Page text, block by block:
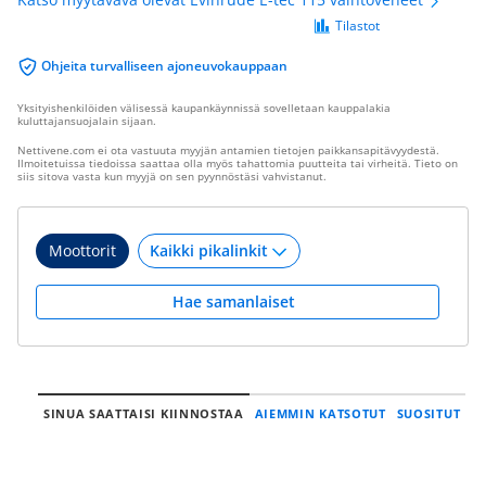
Ohjeita turvalliseen ajoneuvokauppaan
Tilastot
Yksityishenkilöiden välisessä kaupankäynnissä sovelletaan kauppalakia
kuluttajansuojalain sijaan.
Nettivene.com ei ota vastuuta myyjän antamien tietojen paikkansapitävyydestä.
Ilmoitetuissa tiedoissa saattaa olla myös tahattomia puutteita tai virheitä. Tieto on
siis sitova vasta kun myyjä on sen pyynnöstäsi vahvistanut.
Moottorit
Hae samanlaiset
SINUA SAATTAISI KIINNOSTAA AIEMMIN KATSOTUT SUOSITUT